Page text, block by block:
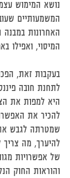
נושא המימוש
המשמעותיים
האחרונות במבנה
המיסוי, ואפילו
בעקבות זאת,
לתחנת חובה
היא למפות את
להכיר את
שמטרתה לגבש
להיערך, מה צריך
של אפשרויות
והוראות החוק